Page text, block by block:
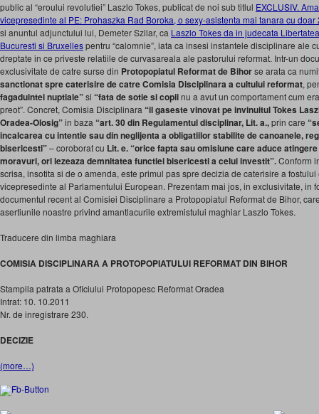
public al “eroului revolutiei” Laszlo Tokes, publicat de noi sub titlul EXCLUSIV.
vicepresedinte al PE: Prohaszka Rad Boroka, o sexy-asistenta mai tanara cu doar
si anuntul adjunctului lui, Demeter Szilar, ca Laszlo Tokes da in judecata
Bucuresti si Bruxellespentru “calomnie”, iata ca insesi instantele disciplinare ale
dreptate in ce priveste relatiile de curvasareala ale pastorului reformat. Intr-un
exclusivitate de catre surse din Protopopiatul Reformat de Bihorse arata ca
sanctionat spre caterisire de catre Comisia Disciplinara a cultului reformat,
fagaduintei nuptiale”si “fata de sotie si copiinu a avut un comportament cum
preot”. Concret, Comisia Disciplinara “il gaseste vinovat pe invinuitul Tokes
Oradea-Olosig”in baza “art. 30 din Regulamentul disciplinar, Lit. a.,prin care
incalcarea cu intentie sau din neglijenta a obligatiilor stabilite de canoanele,
bisericesti”– coroborat cu Lit. e. “orice fapta sau omisiune care aduce
moravuri, ori lezeaza demnitatea functiei bisericesti a celui investit”.Conform
scrisa, insotita si de o amenda, este primul pas spre decizia de caterisire a
vicepresedinte al Parlamentului European. Prezentam mai jos, in exclusivitate, in
documentul recent al Comisiei Disciplinare a Protopopiatul Reformat de Bihor,
asertiunile noastre privind amantlacurile extremistului maghiar Laszlo Tokes.
Traducere din limba maghiara
COMISIA DISCIPLINARA A PROTOPOPIATULUI REFORMAT DIN BIHOR
Stampila patrata a Oficiului Protopopesc Reformat Oradea
Intrat: 10. 10.2011
Nr. de inregistrare 230.
DECIZIE
(more…)